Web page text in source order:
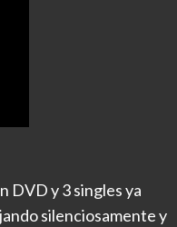
DVD y 3 singles ya
silenciosamente y